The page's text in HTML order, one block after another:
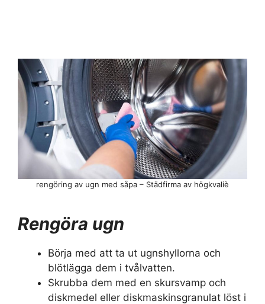
Rengöra ugn
Börja med att ta ut ugnshyllorna och
blötlägga dem i tvålvatten.
Skrubba dem med en skursvamp och
diskmedel eller diskmaskinsgranulat löst i
rengöring av ugn med såpa – Städfirma av högkvaliè